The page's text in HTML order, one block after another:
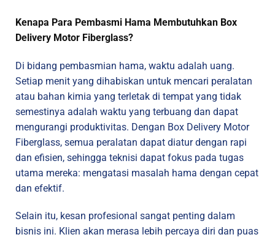
Kenapa Para Pembasmi Hama Membutuhkan Box
Delivery Motor Fiberglass?
Di bidang pembasmian hama, waktu adalah uang.
Setiap menit yang dihabiskan untuk mencari peralatan
atau bahan kimia yang terletak di tempat yang tidak
semestinya adalah waktu yang terbuang dan dapat
mengurangi produktivitas. Dengan Box Delivery Motor
Fiberglass, semua peralatan dapat diatur dengan rapi
dan efisien, sehingga teknisi dapat fokus pada tugas
utama mereka: mengatasi masalah hama dengan cepat
dan efektif.
Selain itu, kesan profesional sangat penting dalam
bisnis ini. Klien akan merasa lebih percaya diri dan puas